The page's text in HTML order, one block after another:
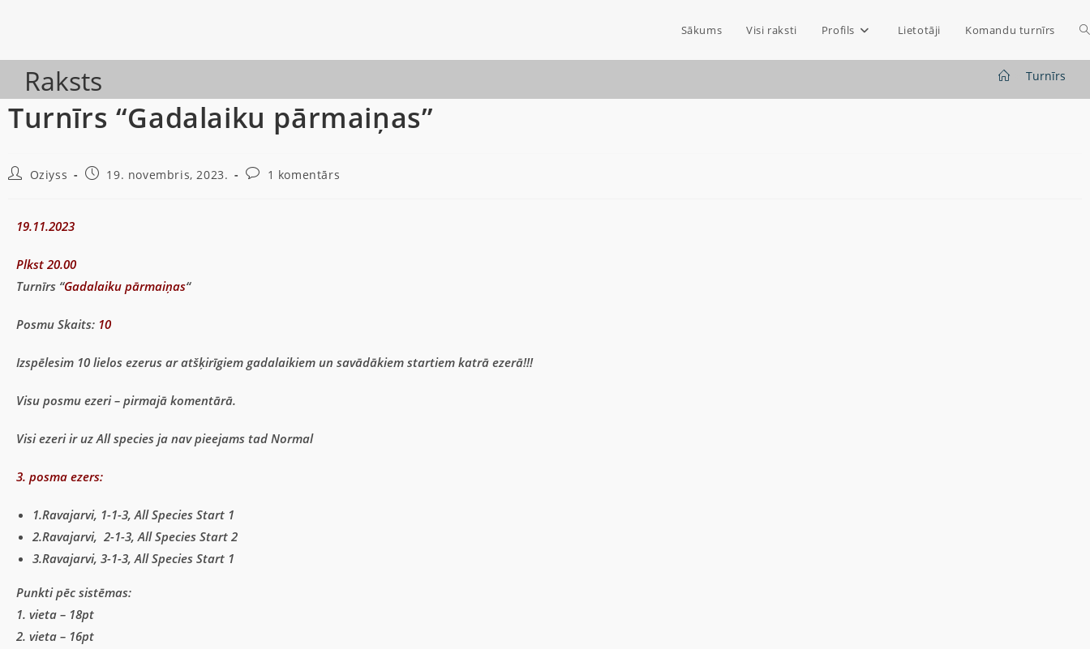
Sākums Visi raksti Profils Lietotāji Komandu turnīrs
Raksts Turnīrs
Turnīrs “Gadalaiku pārmaiņas”
Oziyss 19. novembris, 2023. 1 komentārs
19.11.2023
Plkst 20.00
Turnīrs “Gadalaiku pārmaiņas“
Posmu Skaits: 10
Izspēlesim 10 lielos ezerus ar atšķirīgiem gadalaikiem un savādākiem startiem katrā ezerā!!!
Visu posmu ezeri – pirmajā komentārā.
Visi ezeri ir uz All species ja nav pieejams tad Normal
3. posma ezers:
1.Ravajarvi, 1-1-3, All Species Start 1
2.Ravajarvi, 2-1-3, All Species Start 2
3.Ravajarvi, 3-1-3, All Species Start 1
Punkti pēc sistēmas:
1. vieta – 18pt
2. vieta – 16pt